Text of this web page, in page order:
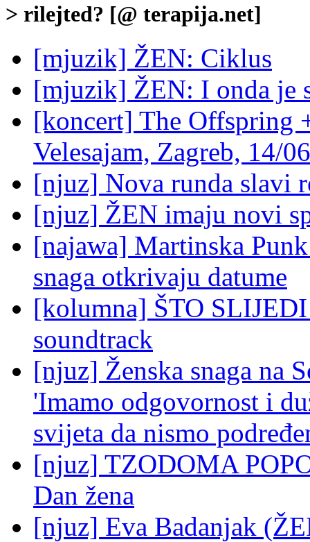
> rilejted? [@ terapija.net]
[mjuzik] ŽEN: Ciklus
[mjuzik] ŽEN: I onda je
[koncert] The Offspring
Velesajam, Zagreb, 14/
[njuz] Nova runda slavi
[njuz] ŽEN imaju novi
[najawa] Martinska
snaga otkrivaju datume
[kolumna] ŠTO
soundtrack
[njuz] Ženska snaga na
'Imamo odgovornost i
svijeta da nismo
[njuz] TZODOMA
Dan žena
[njuz] Eva Badanjak